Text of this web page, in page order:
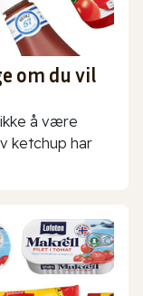
om du vil
å være
ketchup har